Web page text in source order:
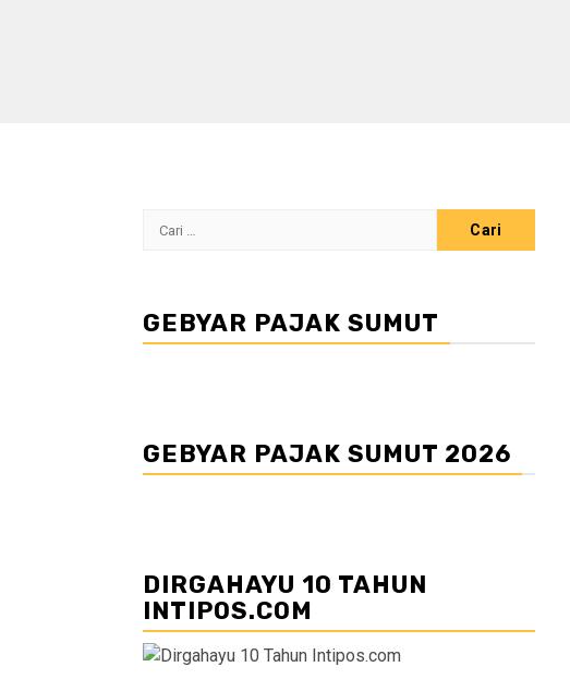
Cari
GEBYAR PAJAK SUMUT
GEBYAR PAJAK SUMUT 2026
DIRGAHAYU 10 TAHUN
INTIPOS.COM